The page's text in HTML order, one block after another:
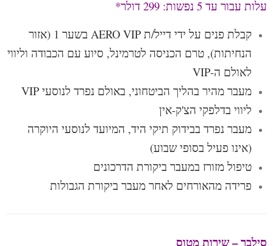
עלות עבור עד 5 נפשות: 299 דולר*
קבלת פנים על ידי דייל/ת AERO VIP בשער 1 (אזור
הנחיתות), טרם הכניסה לטרמינל, סיוע עם הכבודה וליווי
לאולם ה-VIP
מעבר מהיר בהליך הביטחוני, באולם נפרד לנוסעי VIP
ליווי בדלפקי הצ'ק-אין
מעבר נפרד בבידוק תיקי היד, המיועד לנוסעי היוקרה
(אינו פעיל בסופי שבוע)
טיפול מזורז במעבר ביקורת הדרכונים
פרידה מהאורחים לאחר מעבר ביקורת הגבולות
סילבר – שירות מטוס